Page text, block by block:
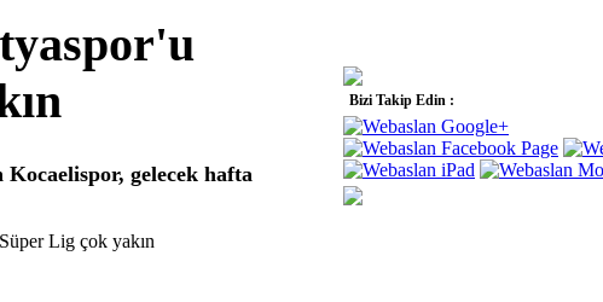
gelecek hafta
Bizi Takip Edin :